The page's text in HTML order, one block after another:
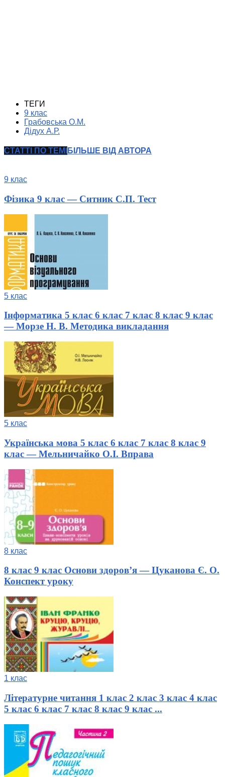
ТЕГИ
9 клас
Грабовська О.М.
Дідух А.Р.
СТАТТІ ПО ТЕМІ БІЛЬШЕ ВІД АВТОРА
9 клас
Фізика 9 клас — Ситник С.П. Тест
5 клас
Інформатика 5 клас 6 клас 7 клас 8 клас 9 клас
— Морзе Н. В. Методика викладання
5 клас
Українська мова 5 клас 6 клас 7 клас 8 клас 9
клас — Мельничайко О.І. Вправа
8 клас
8 клас 9 клас Основи здоров’я — Цуканова Є. О.
Конспект уроку
1 клас
Літературне читання 1 клас 2 клас 3 клас 4 клас
5 клас 6 клас 7 клас 8 клас 9 клас ...